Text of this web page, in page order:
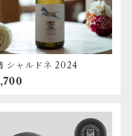
シャルドネ 2024